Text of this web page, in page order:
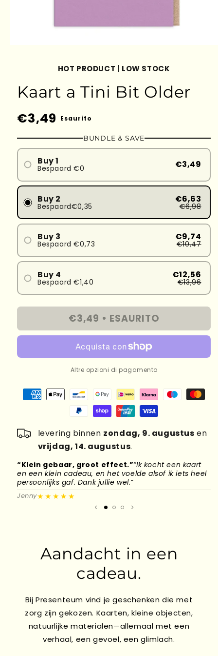
HOT PRODUCT | LOW STOCK
Kaart a Tini Bit Older
Prezzo
listino
€3,49 Esaurito
BUNDLE & SAVE
Buy 1
Bespaard €0 €3,49
Buy 2
Bespaard€0,35
€6,63
€6,98
Buy 3
Bespaard €0,73
€9,74
€10,47
Buy 4
Bespaard €1,40
€12,56
€13,96
€3,49 • ESAURITO
Altre opzioni di pagamento
levering binnen zondag, 9. augustus en
vrijdag, 14. augustus.
“Klein gebaar, groot effect.”“Ik kocht een kaart
en een klein cadeau, en het voelde alsof ik iets heel
persoonlijks gaf. Dank jullie wel.”
Jenny★★★★★
Aandacht in een
cadeau.
Bij Presenteum vind je geschenken die met
zorg zijn gekozen. Kaarten, kleine objecten,
natuurlijke materialen—allemaal met een
verhaal, een gevoel, een glimlach.